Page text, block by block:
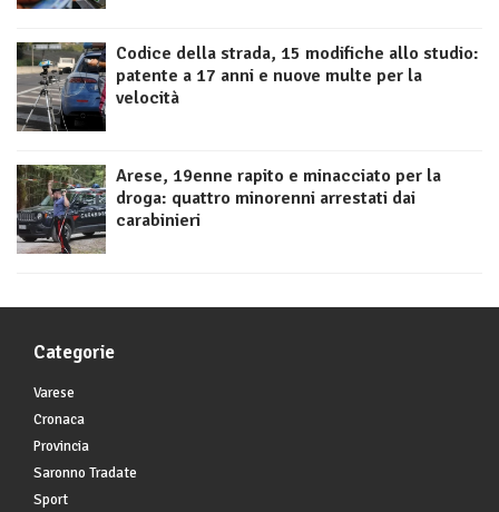
Codice della strada, 15 modifiche allo studio:
patente a 17 anni e nuove multe per la
velocità
Arese, 19enne rapito e minacciato per la
droga: quattro minorenni arrestati dai
carabinieri
Categorie
Varese
Cronaca
Provincia
Saronno Tradate
Sport